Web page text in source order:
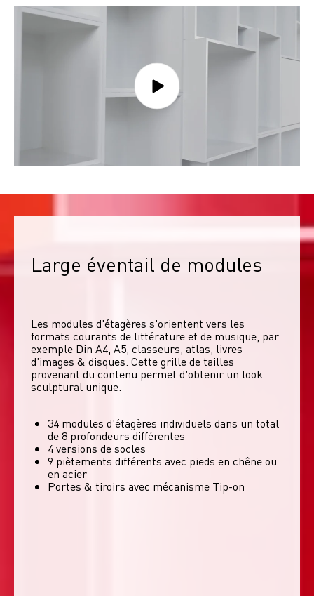
Large éventail de modules
Les modules d'étagères s'orientent vers les
formats courants de littérature et de musique, par
exemple Din A4, A5, classeurs, atlas, livres
d'images & disques. Cette grille de tailles
provenant du contenu permet d'obtenir un look
sculptural unique.
34 modules d'étagères individuels dans un total
de 8 profondeurs différentes
4 versions de socles
9 piètements différents avec pieds en chêne ou
en acier
Portes & tiroirs avec mécanisme Tip-on